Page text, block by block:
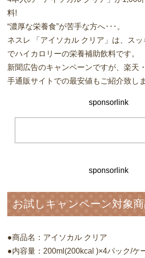
料!
“濃厚な栄養食”が苦手な方へ･･･。
ネスレ 「アイソカル クリア」は、スッ
でハイカロリーの栄養補助飲料です。
新聞広告のキャンペーンですが、楽天
手通販サイトでの最安値もご紹介致しま
sponsorlink
sponsorlink
お試しキャンペーン対象
●商品名：アイソカル クリア
●内容量：200ml(200kcal )×4パック/ケ